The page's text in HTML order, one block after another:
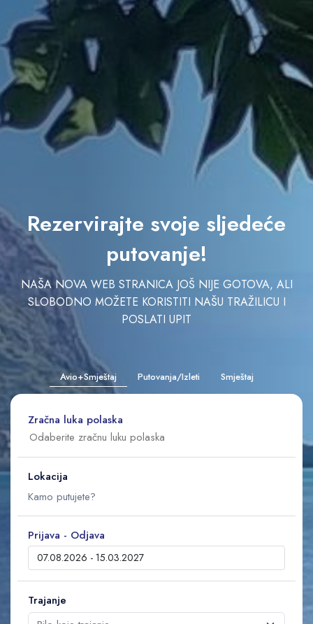
Rezervirajte svoje sljedeće
putovanje!
NAŠA NOVA WEB STRANICA JOŠ NIJE GOTOVA, ALI
SLOBODNO MOŽETE KORISTITI NAŠU TRAŽILICU I
POSLATI UPIT
Avio+Smještaj Putovanja/Izleti Smještaj
Zračna luka polaska
Lokacija
Prijava - Odjava
Trajanje